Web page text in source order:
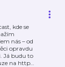
kde se
nás – od
opravdu
Já budu to
na http…